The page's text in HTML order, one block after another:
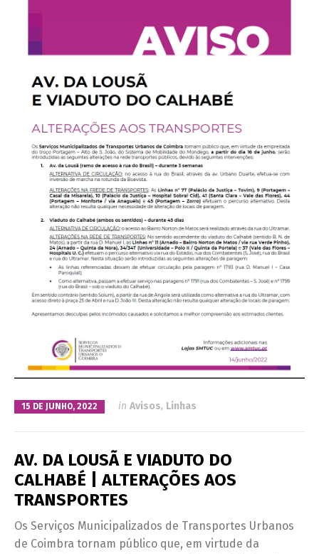
15 DE JUNHO, 2022 in Avisos, Linhas
AV. DA LOUSÃ E VIADUTO DO
CALHABÉ | ALTERAÇÕES AOS
TRANSPORTES
Os Serviços Municipalizados de Transportes Urbanos
de Coimbra tornam público que, em virtude da